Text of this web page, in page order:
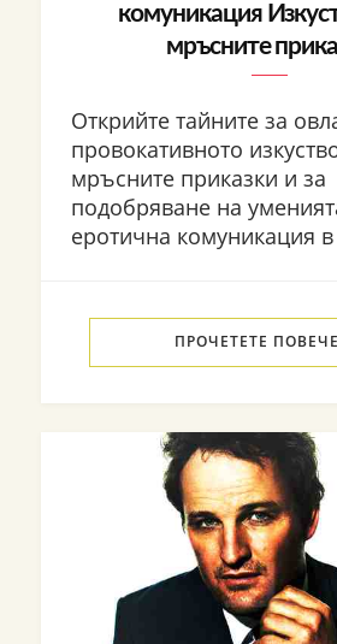
комуникация
мръсните
Открийте тайните за
провокативното
мръсните приказки и за
подобряване на
еротична комуникация в
ПРОЧЕТЕТЕ ПОВЕЧЕ